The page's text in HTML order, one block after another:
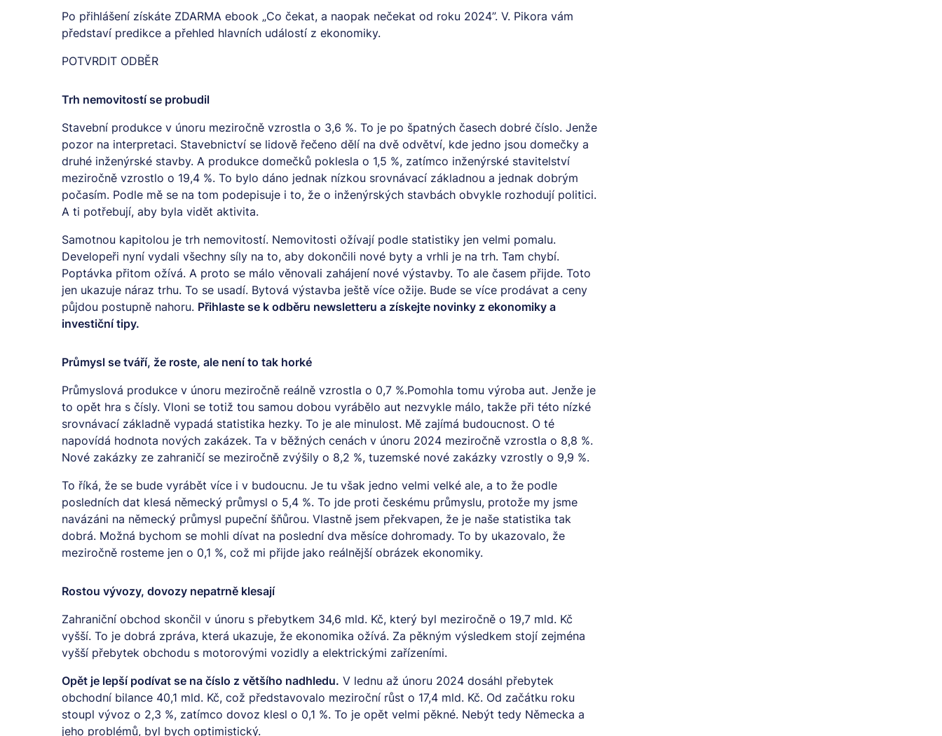
Po přihlášení získáte ZDARMA ebook „Co čekat, a naopak nečekat od roku 2024”. V. Pikora vám
představí predikce a přehled hlavních událostí z ekonomiky.
POTVRDIT ODBĚR
Trh nemovitostí se probudil
Stavební produkce v únoru meziročně vzrostla o 3,6 %. To je po špatných časech dobré číslo. Jenže
pozor na interpretaci. Stavebnictví se lidově řečeno dělí na dvě odvětví, kde jedno jsou domečky a
druhé inženýrské stavby. A produkce domečků poklesla o 1,5 %, zatímco inženýrské stavitelství
meziročně vzrostlo o 19,4 %. To bylo dáno jednak nízkou srovnávací základnou a jednak dobrým
počasím. Podle mě se na tom podepisuje i to, že o inženýrských stavbách obvykle rozhodují politici.
A ti potřebují, aby byla vidět aktivita.
Samotnou kapitolou je trh nemovitostí. Nemovitosti ožívají podle statistiky jen velmi pomalu.
Developeři nyní vydali všechny síly na to, aby dokončili nové byty a vrhli je na trh. Tam chybí.
Poptávka přitom ožívá. A proto se málo věnovali zahájení nové výstavby. To ale časem přijde. Toto
jen ukazuje náraz trhu. To se usadí. Bytová výstavba ještě více ožije. Bude se více prodávat a ceny
půjdou postupně nahoru. Přihlaste se k odběru newsletteru a získejte novinky z ekonomiky a
investiční tipy.
Průmysl se tváří, že roste, ale není to tak horké
Průmyslová produkce v únoru meziročně reálně vzrostla o 0,7 %.Pomohla tomu výroba aut. Jenže je
to opět hra s čísly. Vloni se totiž tou samou dobou vyrábělo aut nezvykle málo, takže při této nízké
srovnávací základně vypadá statistika hezky. To je ale minulost. Mě zajímá budoucnost. O té
napovídá hodnota nových zakázek. Ta v běžných cenách v únoru 2024 meziročně vzrostla o 8,8 %.
Nové zakázky ze zahraničí se meziročně zvýšily o 8,2 %, tuzemské nové zakázky vzrostly o 9,9 %.
To říká, že se bude vyrábět více i v budoucnu. Je tu však jedno velmi velké ale, a to že podle
posledních dat klesá německý průmysl o 5,4 %. To jde proti českému průmyslu, protože my jsme
navázáni na německý průmysl pupeční šňůrou. Vlastně jsem překvapen, že je naše statistika tak
dobrá. Možná bychom se mohli dívat na poslední dva měsíce dohromady. To by ukazovalo, že
meziročně rosteme jen o 0,1 %, což mi přijde jako reálnější obrázek ekonomiky.
Rostou vývozy, dovozy nepatrně klesají
Zahraniční obchod skončil v únoru s přebytkem 34,6 mld. Kč, který byl meziročně o 19,7 mld. Kč
vyšší. To je dobrá zpráva, která ukazuje, že ekonomika ožívá. Za pěkným výsledkem stojí zejména
vyšší přebytek obchodu s motorovými vozidly a elektrickými zařízeními.
Opět je lepší podívat se na číslo z většího nadhledu. V lednu až únoru 2024 dosáhl přebytek
obchodní bilance 40,1 mld. Kč, což představovalo meziroční růst o 17,4 mld. Kč. Od začátku roku
stoupl vývoz o 2,3 %, zatímco dovoz klesl o 0,1 %. To je opět velmi pěkné. Nebýt tedy Německa a
jeho problémů, byl bych optimistický.